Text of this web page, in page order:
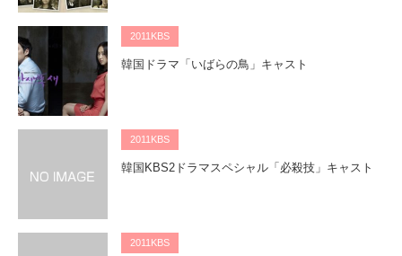
2011KBS
韓国ドラマ「いばらの鳥」キャスト
2011KBS
韓国KBS2ドラマスペシャル「必殺技」キャスト
2011KBS